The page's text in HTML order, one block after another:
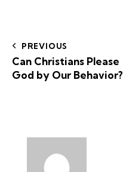
PREVIOUS
Can Christians Please
God by Our Behavior?